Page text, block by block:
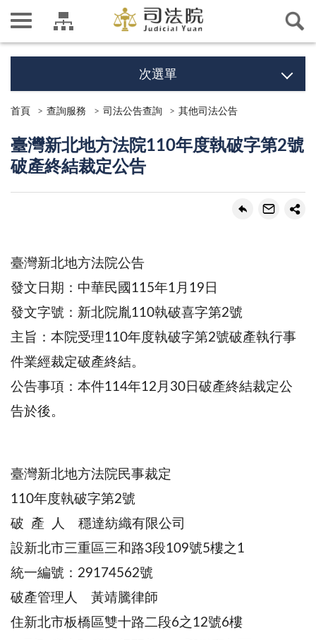
次選單
首頁 查詢服務 司法公告查詢 其他司法公告
臺灣新北地方法院110年度執破字第2號
破產終結裁定公告
臺灣新北地方法院公告
發文日期：中華民國115年1月19日
發文字號：新北院胤110執破喜字第2號
主旨：本院受理110年度執破字第2號破產執行事
件業經裁定破產終結。
公告事項：本件114年12月30日破產終結裁定公
告於後。
臺灣新北地方法院民事裁定
110年度執破字第2號
破 產 人 穩達紡織有限公司
設新北市三重區三和路3段109號5樓之1
統一編號：29174562號
破產管理人 黃靖騰律師
住新北市板橋區雙十路二段6之12號6樓